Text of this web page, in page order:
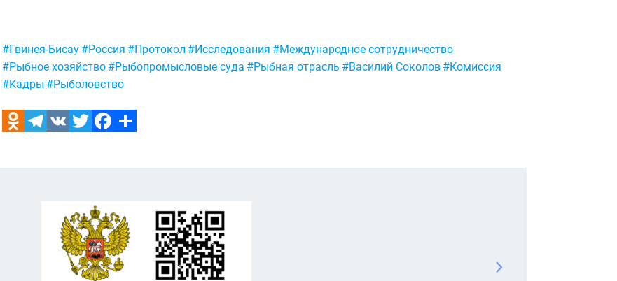
Метки:
#Гвинея-Бисау #Россия #Протокол #Исследования #Международное сотрудничество
#Рыбное хозяйство #Рыбопромысловые суда #Рыбная отрасль #Василий Соколов #Комиссия
#Кадры #Рыболовство